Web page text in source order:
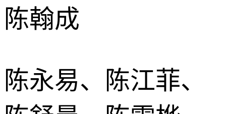
陈翰成
陈永易、陈江菲、